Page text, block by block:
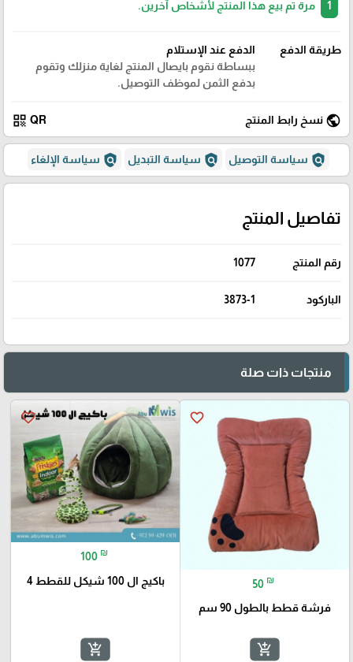
مرة تم بيع هذا المنتج لأشخاص آخرين.
طريقة الدفع
الدفع عند الإستلام
ببساطة نقوم بايصال المنتج لغاية منزلك وتقوم
بدفع الثمن لموظف التوصيل.
public نسخ رابط المنتج QR
qr_code
policy سياسة التوصيل policy سياسة التبديل policy سياسة الإلغاء
تفاصيل المنتج
رقم المنتج 1077
الباركود 3873-1
منتجات ذات صلة
favorite_border
50 ₪
فرشة قطط بالطول 90 سم
add_shopping_cart
favorite_border
100 ₪
باكيج ال 100 شيكل للقطط 4
add_shopping_cart